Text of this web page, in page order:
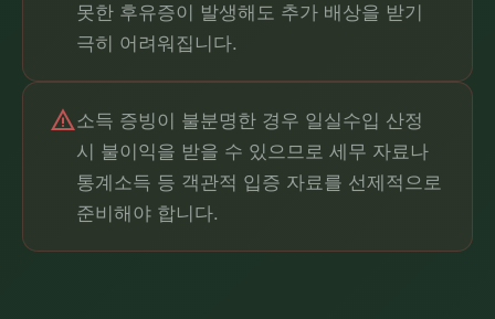
못한 후유증이 발생해도 추가 배상을 받기
극히 어려워집니다.
warning소득 증빙이 불분명한 경우 일실수입 산정
시 불이익을 받을 수 있으므로 세무 자료나
통계소득 등 객관적 입증 자료를 선제적으로
준비해야 합니다.